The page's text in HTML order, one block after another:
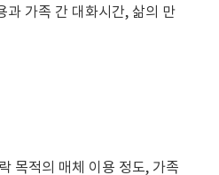
과 가족 간 대화시간, 삶의 만
목적의 매체 이용 정도, 가족